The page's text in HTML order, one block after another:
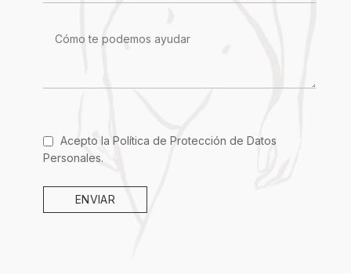
Acepto la Política de Protección de Datos
Personales.
ENVIAR